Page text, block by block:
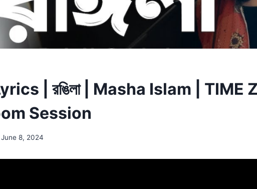
| রঙিলা | Masha Islam | TIME
Session
June 8, 2024